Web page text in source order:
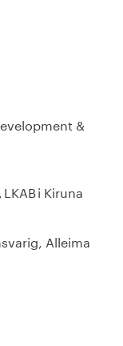
&
i Kiruna
Alleima